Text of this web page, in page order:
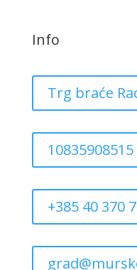
Info
Trg braće
10835908515
+385 40 370